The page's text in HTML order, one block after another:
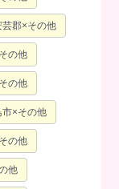
芸郡×その他
の他
の他
市×その他
の他
他